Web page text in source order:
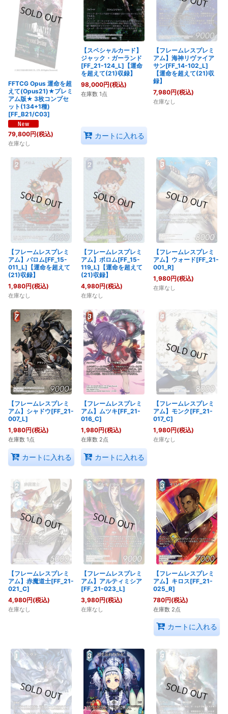
FFTCG Opus 運命を超
えて(Opus21)★プレミ
アム版★ 3枚コンプセ
ット(134+1種)
[FF_B21/C03]
79,800円(税込)
在庫なし
【スペシャルカード】
ジャック・ガーランド
[FF_21-124_L]【運命
を超えて(21)収録】
98,000円(税込)
在庫数 1点
カートに入れる
【フレームレスプレミ
アム】海神リヴァイア
サン[FF_14-102_L]
【運命を超えて(21)収
録】
7,980円(税込)
在庫なし
【フレームレスプレミ
アム】パロム[FF_15-
011_L]【運命を超えて
(21)収録】
1,980円(税込)
在庫なし
【フレームレスプレミ
アム】ポロム[FF_15-
119_L]【運命を超えて
(21)収録】
4,980円(税込)
在庫なし
【フレームレスプレミ
アム】ウォード[FF_21-
001_R]
1,980円(税込)
在庫なし
【フレームレスプレミ
アム】シャドウ[FF_21-
007_L]
1,980円(税込)
在庫数 1点
カートに入れる
【フレームレスプレミ
アム】ムツキ[FF_21-
016_C]
1,980円(税込)
在庫数 2点
カートに入れる
【フレームレスプレミ
アム】モンク[FF_21-
017_C]
1,980円(税込)
在庫なし
【フレームレスプレミ
アム】赤魔道士[FF_21-
021_C]
4,980円(税込)
在庫なし
【フレームレスプレミ
アム】アルティミシア
[FF_21-023_L]
3,980円(税込)
在庫なし
【フレームレスプレミ
アム】キロス[FF_21-
025_R]
780円(税込)
在庫数 2点
カートに入れる